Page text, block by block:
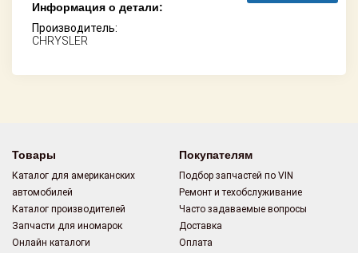
Информация о детали:
Производитель:
CHRYSLER
Товары
Каталог для американских
автомобилей
Каталог производителей
Запчасти для иномарок
Онлайн каталоги
Покупателям
Подбор запчастей по VIN
Ремонт и техобслуживание
Часто задаваемые вопросы
Доставка
Оплата